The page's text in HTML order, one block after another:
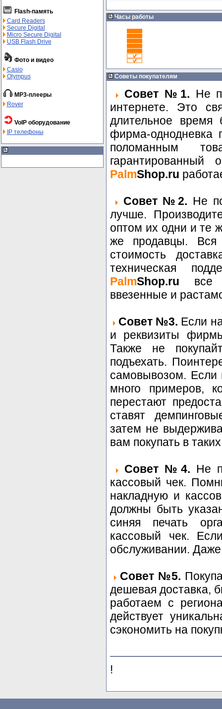
Flash-память
Card Readers
Secure Digital
Micro Secure Digital
USB Flash Drive
Фото и видео
Casio
Olympus
MP3-плееры
Rover
VoIP оборудование
IP телефоны
Часы работы
Советы покупателям
Совет №1. Не
интернете. Это
длительное время
фирма-однодневка
поломанным
гарантированный
PalmShop.ru
Совет №2. Не
лучше.
оптом их одни и те
же продавцы. Вся
стоимость
техническая
PalmShop.ru все
ввезенные и
Совет №3. Если
и реквизиты
Также не
подъехать.
самовывозом.
много примеров,
перестают
ставят
затем не
вам покупать в
Совет №4. Не
кассовый чек.
накладную и
должны быть
синяя печать
кассовый чек.
обслуживании.
Совет №5.
дешевая доставка,
работаем с
действует
сэкономить на
!